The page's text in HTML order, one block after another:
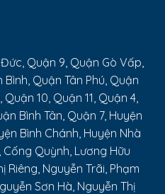
Quận 9, Quận Gò Vấp,
Quận Tân Phú, Quận
10, Quận 11, Quận 4,
Bình Tân, Quận 7, Huyện
Bình Chánh, Huyện Nhà
Cống Quỳnh, Lương Hữu
Riêng, Nguyễn Trãi, Phạm
Sơn Hà, Nguyễn Thị